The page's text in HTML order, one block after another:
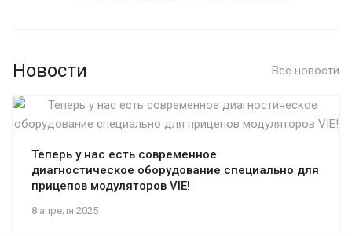
Все новости
Новости
8 апреля 2025
Теперь у нас есть современное
диагностическое оборудование специально для
прицепов модуляторов VIE!